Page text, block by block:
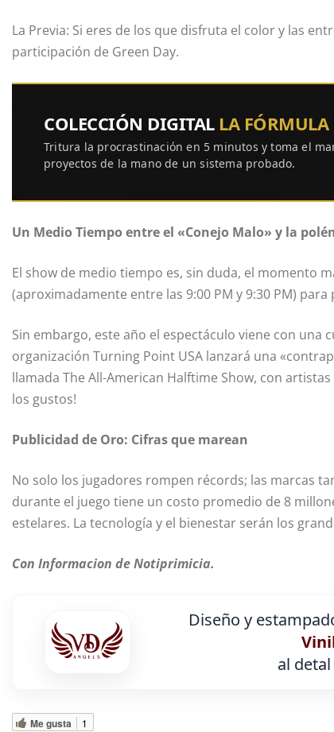
La Previa: Si eres de los que disfruta el color y las
participación de Green Day.
COLECCIÓN DIGITAL LA FÓRMULA
Tritura la procrastinación en 5 minutos y toma el
proyectos de la mano de un sistema probado.
Un Medio Tiempo entre el «Conejo Malo» y la
El show de medio tiempo es, sin duda, el momento
(aproximadamente entre las 9:00 PM y 9:30 PM)
Sin embargo, este año el espectáculo viene con
organización Turning Point USA lanzará una
llamada The All-American Halftime Show, con
los gustos!
Publicidad de Oro: Cifras que marean
No solo los jugadores rompen récords; las marcas
durante el juego tiene un costo promedio de 8
estelares. La tecnología y el bienestar serán los
Con Informacion de Notiprimicia.
Diseño y
al
Me gusta 1